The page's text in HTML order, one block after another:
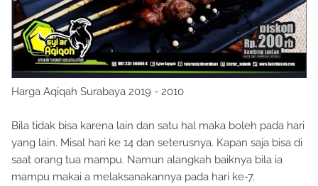
Harga Aqiqah Surabaya 2019 - 2010
Bila tidak bisa karena lain dan satu hal maka boleh pada hari
yang lain. Misal hari ke 14 dan seterusnya. Kapan saja bisa di
saat orang tua mampu. Namun alangkah baiknya bila ia
mampu makai a melaksanakannya pada hari ke-7.